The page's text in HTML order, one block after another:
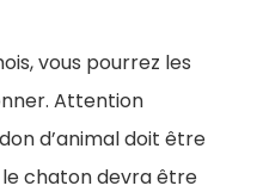
vous pourrez les
Attention
d’animal doit être
le chaton devra être